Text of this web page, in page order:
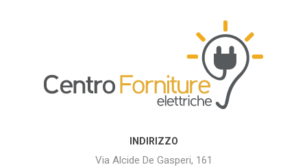
INDIRIZZO
Via Alcide De Gasperi, 161